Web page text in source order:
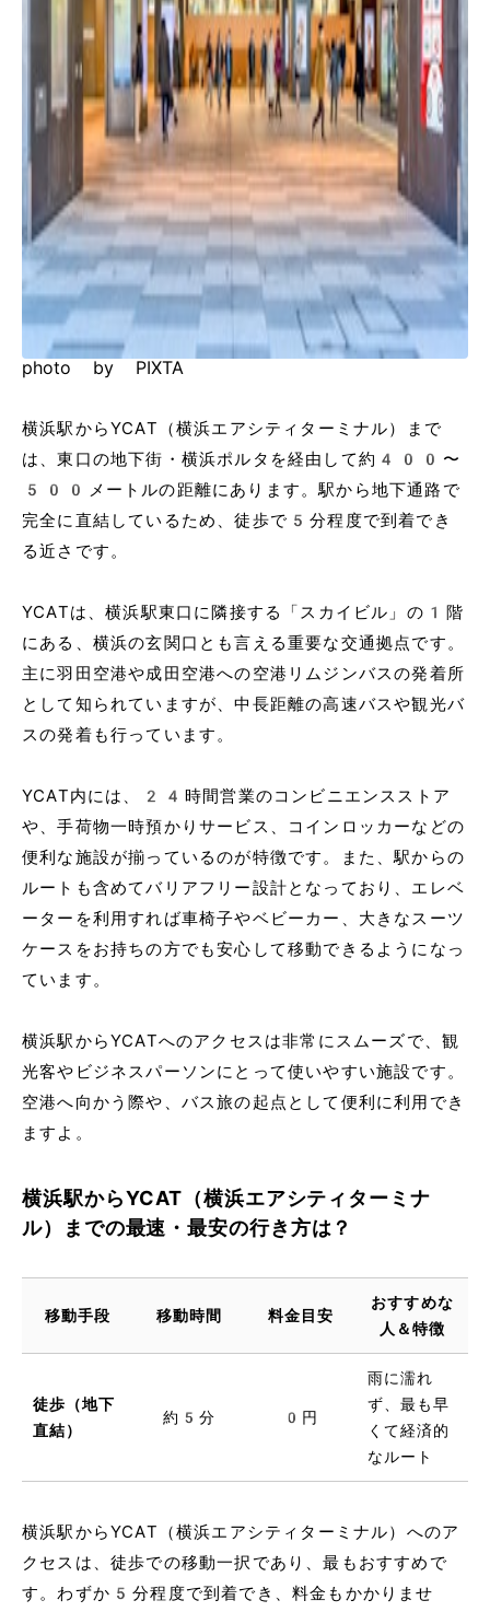
photo by PIXTA
横浜駅からYCAT（横浜エアシティターミナル）まで
は、東口の地下街・横浜ポルタを経由して約400〜
500メートルの距離にあります。駅から地下通路で
完全に直結しているため、徒歩で5分程度で到着でき
る近さです。
YCATは、横浜駅東口に隣接する「スカイビル」の1階
にある、横浜の玄関口とも言える重要な交通拠点です。
主に羽田空港や成田空港への空港リムジンバスの発着所
として知られていますが、中長距離の高速バスや観光バ
スの発着も行っています。
YCAT内には、24時間営業のコンビニエンスストア
や、手荷物一時預かりサービス、コインロッカーなどの
便利な施設が揃っているのが特徴です。また、駅からの
ルートも含めてバリアフリー設計となっており、エレベ
ーターを利用すれば車椅子やベビーカー、大きなスーツ
ケースをお持ちの方でも安心して移動できるようになっ
ています。
横浜駅からYCATへのアクセスは非常にスムーズで、観
光客やビジネスパーソンにとって使いやすい施設です。
空港へ向かう際や、バス旅の起点として便利に利用でき
ますよ。
横浜駅からYCAT（横浜エアシティターミナ
ル）までの最速・最安の行き方は？
移動手段 移動時間 料金目安
おすすめな
人＆特徴
徒歩（地下
直結）
約5分 0円
雨に濡れ
ず、最も早
くて経済的
なルート
横浜駅からYCAT（横浜エアシティターミナル）へのア
クセスは、徒歩での移動一択であり、最もおすすめで
す。わずか5分程度で到着でき、料金もかかりませ